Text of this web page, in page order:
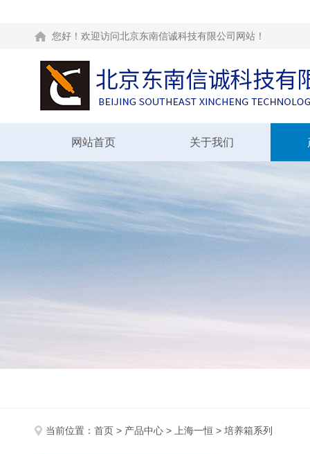
您好！欢迎访问北京东南信诚科技有限公司网站！
网站首页 关于我们
当前位置： 首页 > 产品中心 > 上海一恒 > 培养箱系列